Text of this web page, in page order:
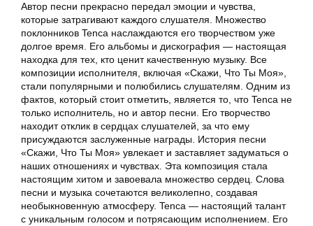
Автор песни прекрасно передал эмоции и чувства,
которые затрагивают каждого слушателя. Множество
поклонников Tenca наслаждаются его творчеством уже
долгое время. Его альбомы и дискография — настоящая
находка для тех, кто ценит качественную музыку. Все
композиции исполнителя, включая «Скажи, Что Ты Моя»,
стали популярными и полюбились слушателям. Одним из
фактов, который стоит отметить, является то, что Tenca не
только исполнитель, но и автор песни. Его творчество
находит отклик в сердцах слушателей, за что ему
присуждаются заслуженные награды. История песни
«Скажи, Что Ты Моя» увлекает и заставляет задуматься о
наших отношениях и чувствах. Эта композиция стала
настоящим хитом и завоевала множество сердец. Слова
песни и музыка сочетаются великолепно, создавая
необыкновенную атмосферу. Tenca — настоящий талант
с уникальным голосом и потрясающим исполнением. Его